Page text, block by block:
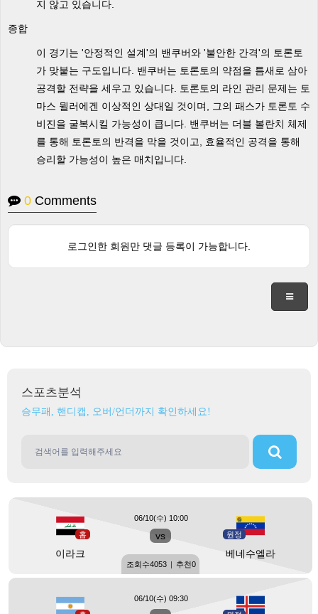
지 않고 있습니다.
종합
이 경기는 '안정적인 설계'의 밴쿠버와 '불안한 간격'의 토론토
가 맞붙는 구도입니다. 밴쿠버는 토론토의 약점을 틈새로 삼아
공격할 전략을 세우고 있습니다. 토론토의 라인 관리 문제는 토
마스 뮐러에겐 이상적인 상대일 것이며, 그의 패스가 토론토 수
비진을 굴복시킬 가능성이 큽니다. 밴쿠버는 더블 볼란치 체제
를 통해 토론토의 반격을 막을 것이고, 효율적인 공격을 통해
승리할 가능성이 높은 매치입니다.
0 Comments
로그인한 회원만 댓글 등록이 가능합니다.
스포츠분석
승무패, 핸디캡, 오버/언더까지 확인하세요!
홈
이라크
vs 원정
베네수엘라
06/10(수) 10:00
조회수4053 | 추천0
06/10(수) 09:30